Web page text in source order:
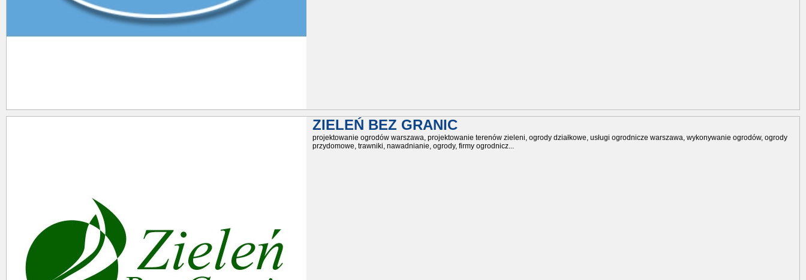
ZIELEŃ BEZ GRANIC
projektowanie ogrodów warszawa, projektowanie terenów zieleni, ogrody działkowe, usługi ogrodnicze warszawa, wykonywanie ogrodów, ogrody
przydomowe, trawniki, nawadnianie, ogrody, firmy ogrodnicz...